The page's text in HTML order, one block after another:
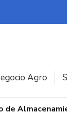
Agro